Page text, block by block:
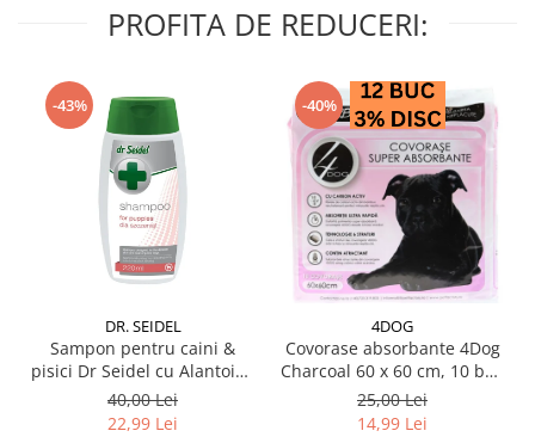
PROFITA DE REDUCERI:
-43%
DR. SEIDEL
Sampon pentru caini &
pisici Dr Seidel cu Alantoina
220 ml
40,00 Lei
22,99 Lei
-40%
4DOG
Covorase absorbante 4Dog
Charcoal 60 x 60 cm, 10 buc
/ pachet
25,00 Lei
14,99 Lei